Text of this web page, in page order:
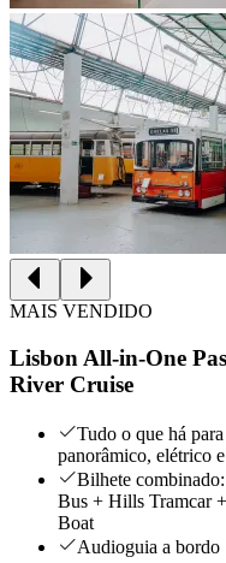
MAIS VENDIDO
Lisbon All-in-One
River Cruise
Tudo o que há
panorâmico, elétrico
Bilhete
Bus + Hills Tramcar
Boat
Audioguia a bordo